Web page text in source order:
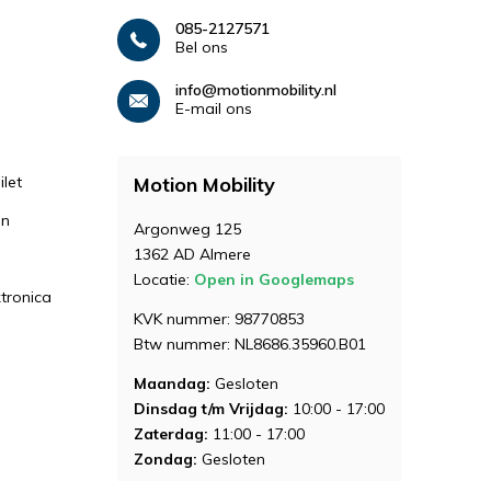
085-2127571
Bel ons
info@motionmobility.nl
E-mail ons
Motion Mobility
Argonweg 125
1362 AD Almere
Locatie: Open in Googlemaps
KVK nummer: 98770853
Btw nummer: NL8686.35960.B01
Maandag: Gesloten
Dinsdag t/m Vrijdag: 10:00 - 17:00
Zaterdag: 11:00 - 17:00
Zondag: Gesloten